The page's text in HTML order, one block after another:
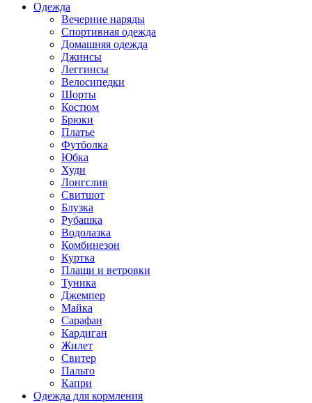
Одежда
Вечерние наряды
Спортивная одежда
Домашняя одежда
Джинсы
Леггинсы
Велосипедки
Шорты
Костюм
Брюки
Платье
Футболка
Юбка
Худи
Лонгслив
Свитшот
Блузка
Рубашка
Водолазка
Комбинезон
Куртка
Плащи и ветровки
Туника
Джемпер
Майка
Сарафан
Кардиган
Жилет
Свитер
Пальто
Капри
Одежда для кормления